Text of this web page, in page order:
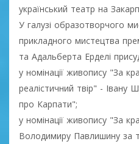
український театр на
У галузі образотворчого
прикладного мистецтва
та Адальберта Ерделі
у номінації живопису "За
реалістичний твір" - Івану
про Карпати";
у номінації живопису "За
Володимиру Павлишину за